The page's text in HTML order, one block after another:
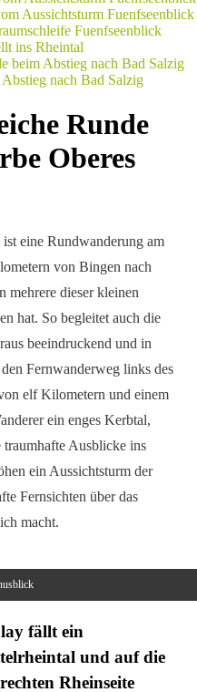
Runde
Oberes
eine Rundwanderung am
von Bingen nach
mehrere dieser kleinen
hat. So begleitet auch die
beeindruckend und in
Fernwanderweg links des
elf Kilometern und einem
ein enges Kerbtal,
Ausblicke ins
ein Aussichtsturm der
Fernsichten über das
macht.
fällt ein
und auf die
Rheinseite